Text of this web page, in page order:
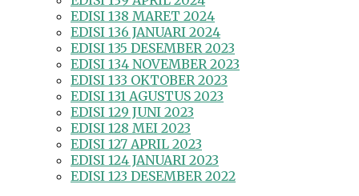
EDISI 138 MARET 2024
EDISI 136 JANUARI 2024
EDISI 135 DESEMBER 2023
EDISI 134 NOVEMBER 2023
EDISI 133 OKTOBER 2023
EDISI 131 AGUSTUS 2023
EDISI 129 JUNI 2023
EDISI 128 MEI 2023
EDISI 127 APRIL 2023
EDISI 124 JANUARI 2023
EDISI 123 DESEMBER 2022